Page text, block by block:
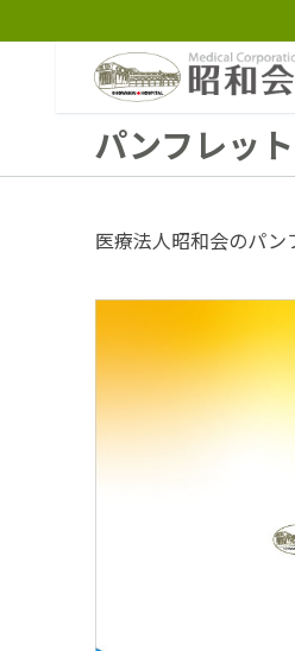
ン
ス
パンフレット
医療法人昭和会のパン